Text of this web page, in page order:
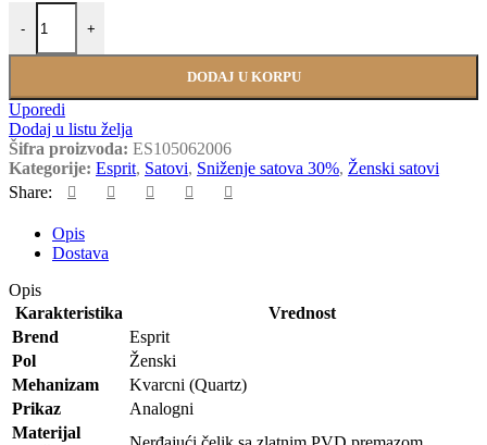
-
Esprit ES105062006 količina
+
DODAJ U KORPU
Uporedi
Dodaj u listu želja
Šifra proizvoda: ES105062006
Kategorije: Esprit, Satovi, Sniženje satova 30%, Ženski satovi
Share:
Opis
Dostava
Opis
Karakteristika
Vrednost
Brend
Esprit
Pol
Ženski
Mehanizam
Kvarcni (Quartz)
Prikaz
Analogni
Materijal